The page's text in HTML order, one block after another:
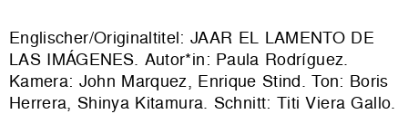
Englischer/Originaltitel: JAAR EL LAMENTO DE
LAS IMÁGENES. Autor*in: Paula Rodríguez.
Kamera: John Marquez, Enrique Stind. Ton: Boris
Herrera, Shinya Kitamura. Schnitt: Titi Viera Gallo.